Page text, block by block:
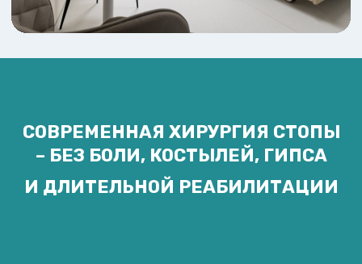
СОВРЕМЕННАЯ ХИРУРГИЯ СТОПЫ
– БЕЗ БОЛИ, КОСТЫЛЕЙ, ГИПСА
И ДЛИТЕЛЬНОЙ РЕАБИЛИТАЦИИ